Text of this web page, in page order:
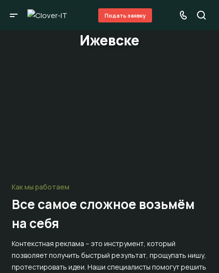
Подать заявку
Поисковая реклама в
Ижевске
Как мы работаем
Все самое сложное возьмём
на себя
Контекстная реклама – это инструмент, который
позволяет получить быстрый результат, прощупать нишу,
протестировать идеи. Наши специалисты помогут решить